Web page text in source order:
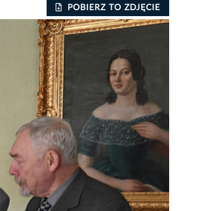
POBIERZ TO ZDJĘCIE